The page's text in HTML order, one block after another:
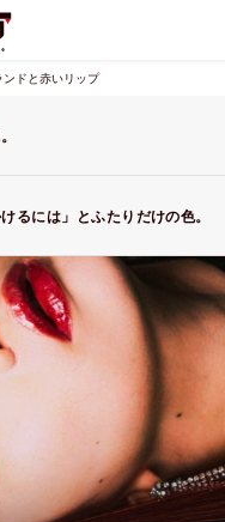
ドと赤いリップ
るには」とふたりだけの色。